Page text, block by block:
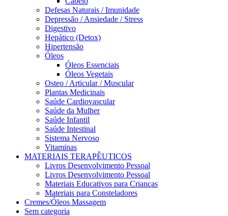
Defesas Naturais / Imunidade
Depressão / Ansiedade / Stress
Digestivo
Hepático (Detox)
Hipertensão
Óleos
Óleos Essenciais
Óleos Vegetais
Osteo / Articular / Muscular
Plantas Medicinais
Saúde Cardiovascular
Saúde da Mulher
Saúde Infantil
Saúde Intestinal
Sistema Nervoso
Vitaminas
MATERIAIS TERAPÊUTICOS
Livros Desenvolvimento Pessoal
Livros Desenvolvimento Pessoal
Materiais Educativos para Crianças
Materiais para Consteladores
Cremes/Óleos Massagem
Sem categoria